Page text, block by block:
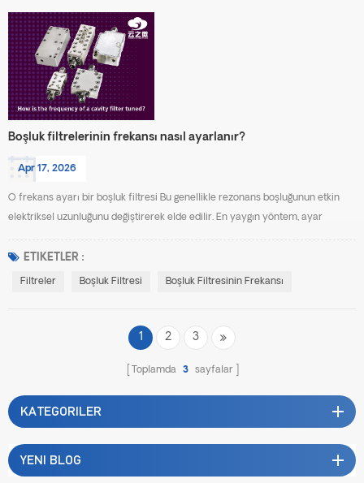
Boşluk filtrelerinin frekansı nasıl ayarlanır?
Apr 17, 2026
O frekans ayarı bir boşluk filtresi Bu genellikle rezonans boşluğunun etkin
elektriksel uzunluğunu değiştirerek elde edilir. En yaygın yöntem, ayar
yerleştirildiğinde, boşluk içindeki kapasitif veya indüktif etki artar ve bu da
rezonans frekansını düşürür. Vida geri çekildiğinde, kuplaj etkisi azalır ve
ETIKETLER :
Filtreler Boşluk Filtresi Boşluk Filtresinin Frekansı
1 2 3
Toplamda 3 sayfalar
KATEGORILER
YENI BLOG